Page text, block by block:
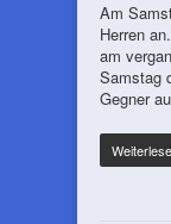
Am
Herren
am
Samstag
Gegner